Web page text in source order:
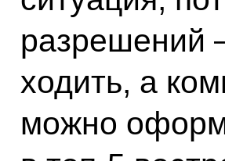
разрешений
ходить, а
можно